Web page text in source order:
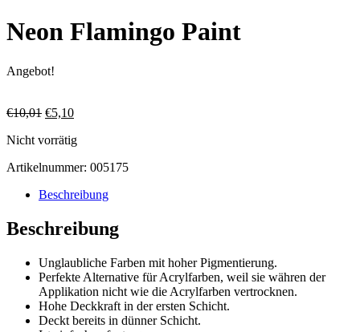
Neon Flamingo Paint
Angebot!
€10,01 Ursprünglicher
war:
€5,10Aktueller
ist:
Nicht vorrätig
Artikelnummer: 005175
Beschreibung
Beschreibung
Unglaubliche Farben mit hoher Pigmentierung.
Perfekte Alternative für Acrylfarben, weil sie währen der
Applikation nicht wie die Acrylfarben vertrocknen.
Hohe Deckkraft in der ersten Schicht.
Deckt bereits in dünner Schicht.